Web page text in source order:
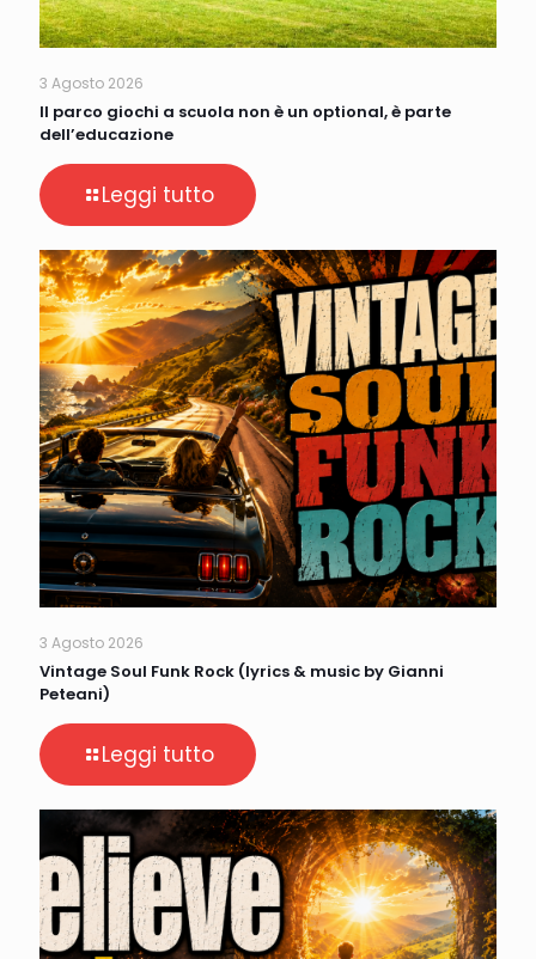
3 Agosto 2026
Il parco giochi a scuola non è un optional, è parte
dell’educazione
Leggi tutto
3 Agosto 2026
Vintage Soul Funk Rock (lyrics & music by Gianni
Peteani)
Leggi tutto